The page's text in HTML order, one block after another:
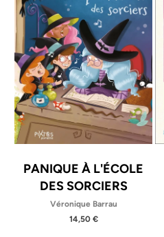
PANIQUE À L'ÉCOLE
DES SORCIERS
Véronique Barrau
14,50 €